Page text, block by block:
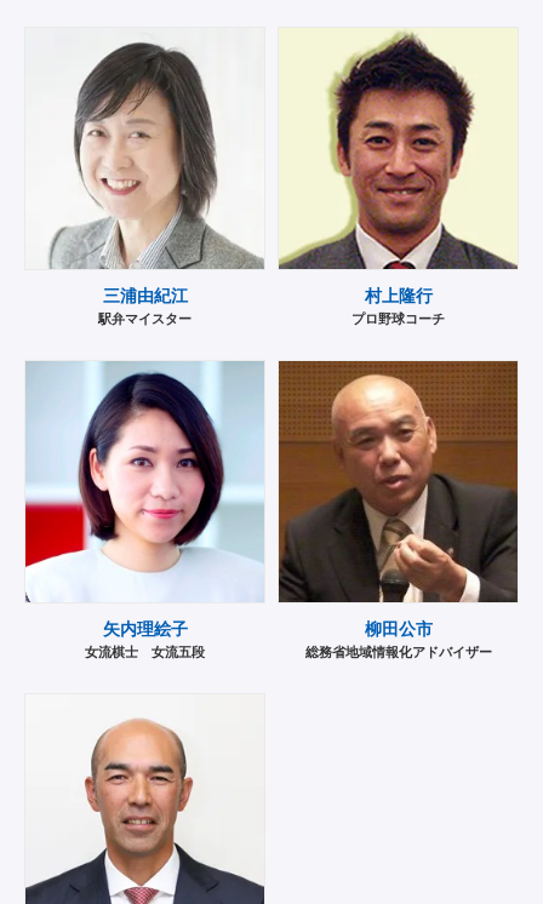
三浦由紀江
駅弁マイスター
村上隆行
プロ野球コーチ
矢内理絵子
女流棋士 女流五段
柳田公市
総務省地域情報化アドバイザー